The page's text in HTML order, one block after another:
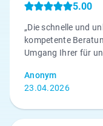
5.00
„Die schnelle und
kompetente
Umgang Ihrer für
Anonym
23.04.2026